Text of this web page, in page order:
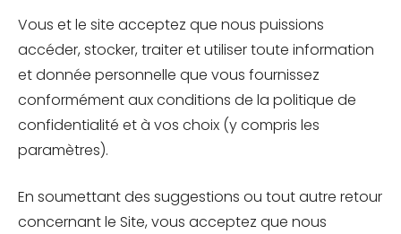
Vous et le site acceptez que nous puissions
accéder, stocker, traiter et utiliser toute information
et donnée personnelle que vous fournissez
conformément aux conditions de la politique de
confidentialité et à vos choix (y compris les
paramètres).
En soumettant des suggestions ou tout autre retour
concernant le Site, vous acceptez que nous